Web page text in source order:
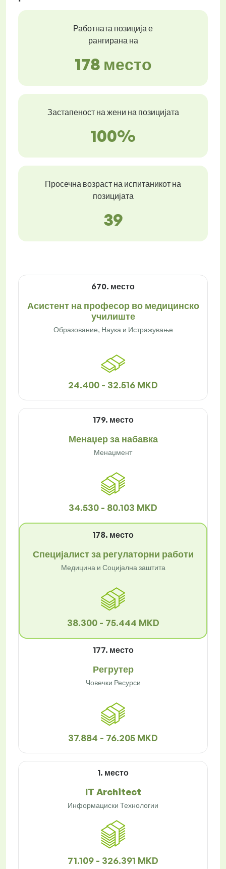
Работната позиција е
рангирана на
178 место
Застапеност на жени на позицијата
100%
Просечна возраст на испитаникот на
позицијата
39
670. место
Асистент на професор во медицинско
училиште
Образование, Наука и Истражување
24.400 - 32.516 MKD
179. место
Менаџер за набавка
Менаџмент
34.530 - 80.103 MKD
178. место
Специјалист за регулаторни работи
Медицина и Социјална заштита
38.300 - 75.444 MKD
177. место
Регрутер
Човечки Ресурси
37.884 - 76.205 MKD
1. место
IT Architect
Информациски Технологии
71.109 - 326.391 MKD